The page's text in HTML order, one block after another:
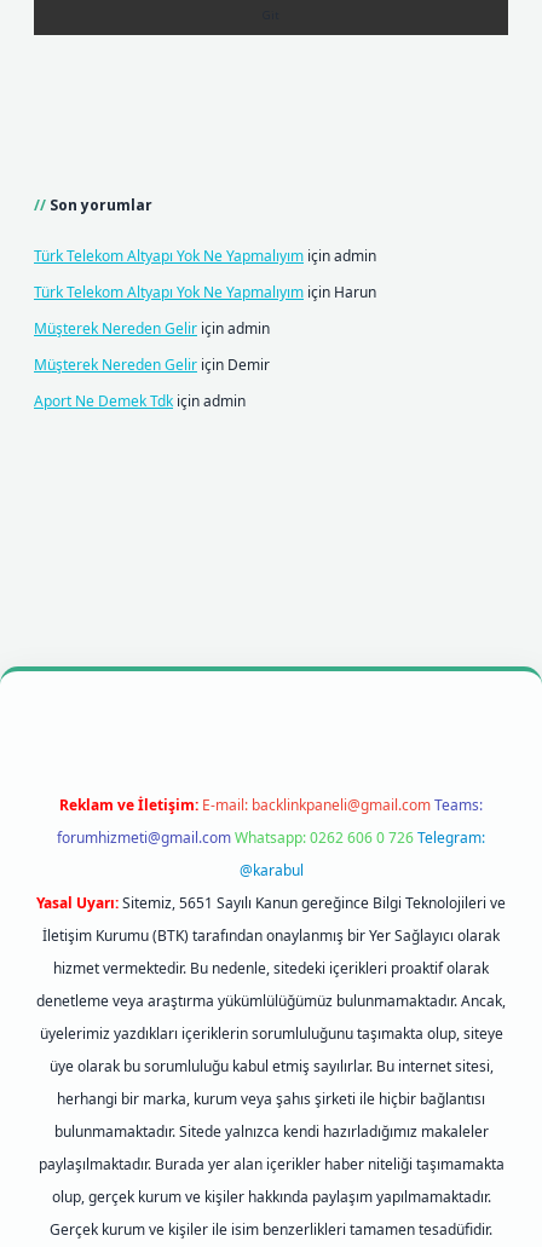
Son yorumlar
Türk Telekom Altyapı Yok Ne Yapmalıyım içinadmin
Türk Telekom Altyapı Yok Ne Yapmalıyım için Harun
Müşterek Nereden Gelir içinadmin
Müşterek Nereden Gelir için Demir
Aport Ne Demek Tdk içinadmin
mobil girişbetexpergiris.casinobetexper giriş
Reklam ve İletişim: E-mail: backlinkpaneli@gmail.comTeams:
forumhizmeti@gmail.comWhatsapp: 0262 606 0 726Telegram:
@karabul
Yasal Uyarı:Sitemiz, 5651 Sayılı Kanun gereğince Bilgi Teknolojileri ve
İletişim Kurumu (BTK) tarafından onaylanmış bir Yer Sağlayıcı olarak
hizmet vermektedir. Bu nedenle, sitedeki içerikleri proaktif olarak
denetleme veya araştırma yükümlülüğümüz bulunmamaktadır. Ancak,
üyelerimiz yazdıkları içeriklerin sorumluluğunu taşımakta olup, siteye
üye olarak bu sorumluluğu kabul etmiş sayılırlar. Bu internet sitesi,
herhangi bir marka, kurum veya şahıs şirketi ile hiçbir bağlantısı
bulunmamaktadır. Sitede yalnızca kendi hazırladığımız makaleler
paylaşılmaktadır. Burada yer alan içerikler haber niteliği taşımamakta
olup, gerçek kurum ve kişiler hakkında paylaşım yapılmamaktadır.
Gerçek kurum ve kişiler ile isim benzerlikleri tamamen tesadüfidir.